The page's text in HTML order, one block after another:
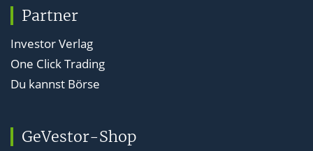
Partner
Investor Verlag
One Click Trading
Du kannst Börse
GeVestor-Shop